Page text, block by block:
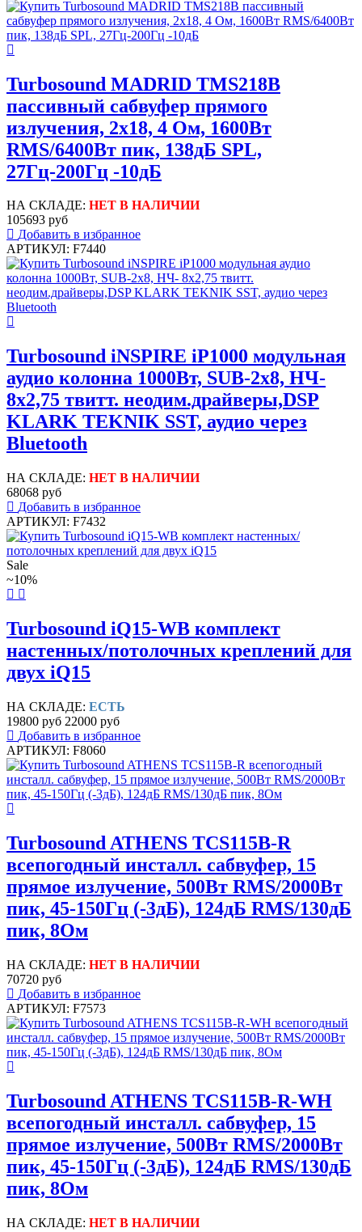
Turbosound MADRID TMS218B
пассивный сабвуфер прямого
излучения, 2х18, 4 Ом, 1600Вт
RMS/6400Вт пик, 138дБ SPL,
27Гц-200Гц -10дБ
НА СКЛАДЕ: НЕТ В НАЛИЧИИ
105693 руб
Добавить в избранное
АРТИКУЛ: F7440
Turbosound iNSPIRE iP1000 модульная
аудио колонна 1000Вт, SUB-2х8, НЧ-
8х2,75 твитт. неодим.драйверы,DSP
KLARK TEKNIK SST, аудио через
Bluetooth
НА СКЛАДЕ: НЕТ В НАЛИЧИИ
68068 руб
Добавить в избранное
АРТИКУЛ: F7432
Sale
~10%
Turbosound iQ15-WB комплект
настенных/потолочных креплений для
двух iQ15
НА СКЛАДЕ: ЕСТЬ
19800 руб 22000 руб
Добавить в избранное
АРТИКУЛ: F8060
Turbosound ATHENS TCS115B-R
всепогодный инсталл. сабвуфер, 15
прямое излучение, 500Вт RMS/2000Вт
пик, 45-150Гц (-3дБ), 124дБ RMS/130дБ
пик, 8Ом
НА СКЛАДЕ: НЕТ В НАЛИЧИИ
70720 руб
Добавить в избранное
АРТИКУЛ: F7573
Turbosound ATHENS TCS115B-R-WH
всепогодный инсталл. сабвуфер, 15
прямое излучение, 500Вт RMS/2000Вт
пик, 45-150Гц (-3дБ), 124дБ RMS/130дБ
пик, 8Ом
НА СКЛАДЕ: НЕТ В НАЛИЧИИ